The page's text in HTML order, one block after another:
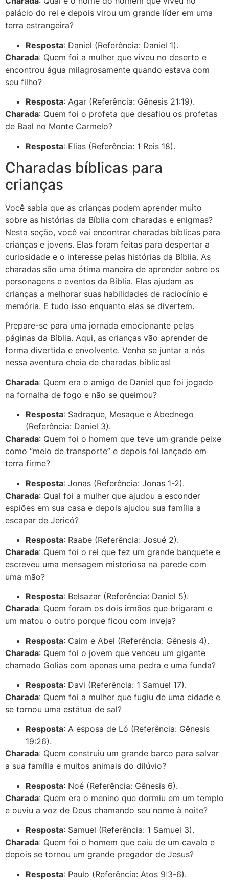
palácio do rei e depois virou um grande líder em uma
terra estrangeira?
Resposta: Daniel (Referência: Daniel 1).
Charada: Quem foi a mulher que viveu no deserto e
encontrou água milagrosamente quando estava com
seu filho?
Resposta: Agar (Referência: Gênesis 21:19).
Charada: Quem foi o profeta que desafiou os profetas
de Baal no Monte Carmelo?
Resposta: Elias (Referência: 1 Reis 18).
Charadas bíblicas para
crianças
Você sabia que as crianças podem aprender muito
sobre as histórias da Bíblia com charadas e enigmas?
Nesta seção, você vai encontrar charadas bíblicas para
crianças e jovens. Elas foram feitas para despertar a
curiosidade e o interesse pelas histórias da Bíblia. As
charadas são uma ótima maneira de aprender sobre os
personagens e eventos da Bíblia. Elas ajudam as
crianças a melhorar suas habilidades de raciocínio e
memória. E tudo isso enquanto elas se divertem.
Prepare-se para uma jornada emocionante pelas
páginas da Bíblia. Aqui, as crianças vão aprender de
forma divertida e envolvente. Venha se juntar a nós
nessa aventura cheia de charadas bíblicas!
Charada: Quem era o amigo de Daniel que foi jogado
na fornalha de fogo e não se queimou?
Resposta: Sadraque, Mesaque e Abednego
(Referência: Daniel 3).
Charada: Quem foi o homem que teve um grande peixe
como “meio de transporte” e depois foi lançado em
terra firme?
Resposta: Jonas (Referência: Jonas 1-2).
Charada: Qual foi a mulher que ajudou a esconder
espiões em sua casa e depois ajudou sua família a
escapar de Jericó?
Resposta: Raabe (Referência: Josué 2).
Charada: Quem foi o rei que fez um grande banquete e
escreveu uma mensagem misteriosa na parede com
uma mão?
Resposta: Belsazar (Referência: Daniel 5).
Charada: Quem foram os dois irmãos que brigaram e
um matou o outro porque ficou com inveja?
Resposta: Caim e Abel (Referência: Gênesis 4).
Charada: Quem foi o jovem que venceu um gigante
chamado Golias com apenas uma pedra e uma funda?
Resposta: Davi (Referência: 1 Samuel 17).
Charada: Quem foi a mulher que fugiu de uma cidade e
se tornou uma estátua de sal?
Resposta: A esposa de Ló (Referência: Gênesis
19:26).
Charada: Quem construiu um grande barco para salvar
a sua família e muitos animais do dilúvio?
Resposta: Noé (Referência: Gênesis 6).
Charada: Quem era o menino que dormiu em um templo
e ouviu a voz de Deus chamando seu nome à noite?
Resposta: Samuel (Referência: 1 Samuel 3).
Charada: Quem foi o homem que caiu de um cavalo e
depois se tornou um grande pregador de Jesus?
Resposta: Paulo (Referência: Atos 9:3-6).